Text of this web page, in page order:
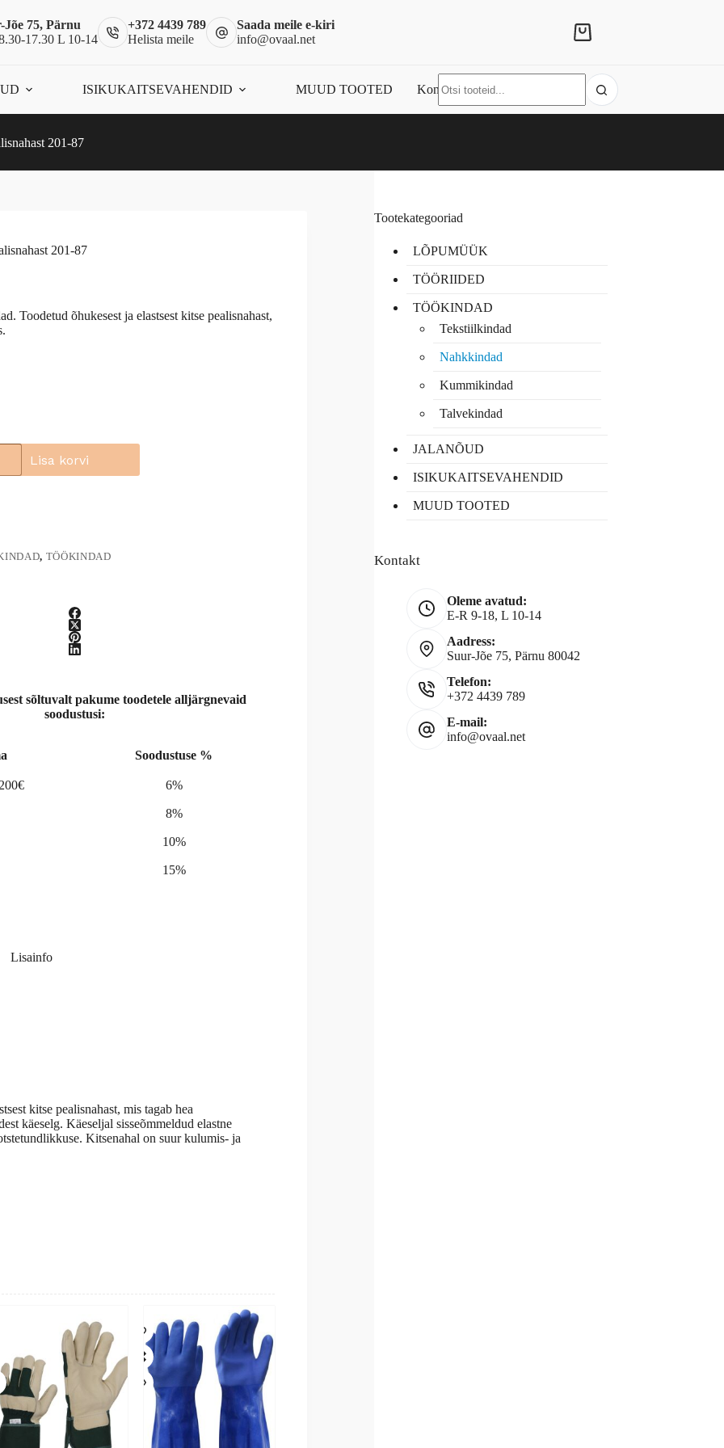
Jõe 75, Pärnu
17.30 L 10-14
+372 4439 789
Helista meile
Saada meile e-kiri
info@ovaal.net
Shopping
ISIKUKAITSEVAHENDID MUUD TOOTED Kontakt
results
201-87
201-87
Toodetud õhukesest ja elastsest kitse pealisnahast,
Lisa korvi
, TÖÖKINDAD
sõltuvalt pakume toodetele alljärgnevaid
soodustusi:
Soodustuse %
6%
8%
10%
15%
Lisainfo
kitse pealisnahast, mis tagab hea
käeselg. Käeseljal sisseõmmeldud elastne
Kitsenahal on suur kulumis- ja
Tootekategooriad
LÕPUMÜÜK
TÖÖRIIDED
TÖÖKINDAD
Tekstiilkindad
Nahkkindad
Kummikindad
Talvekindad
JALANÕUD
ISIKUKAITSEVAHENDID
MUUD TOOTED
Kontakt
Oleme avatud:
E-R 9-18, L 10-14
Aadress:
Suur-Jõe 75, Pärnu 80042
Telefon:
+372 4439 789
E-mail:
info@ovaal.net